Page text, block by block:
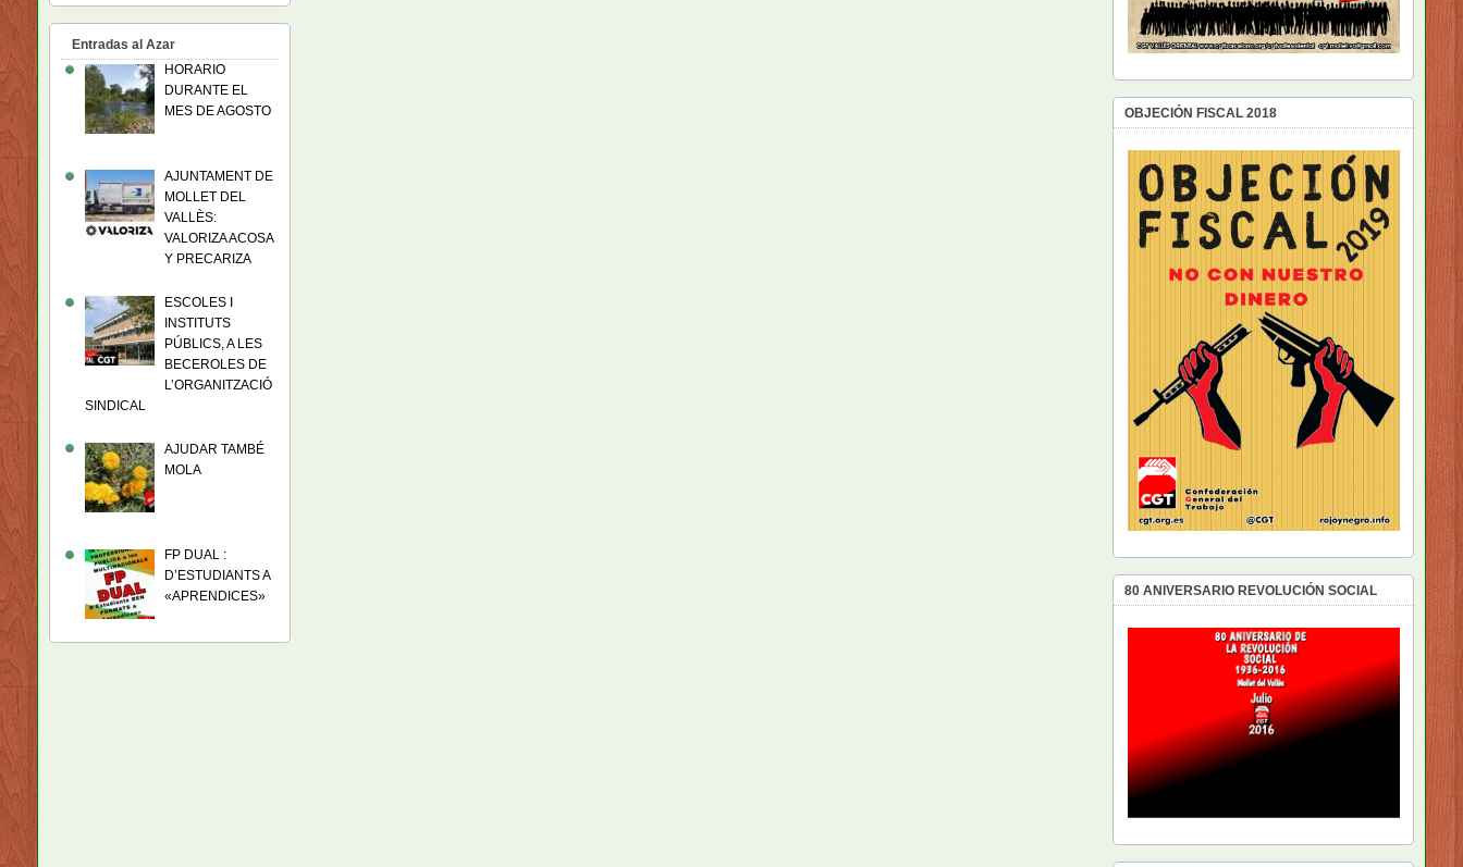
Entradas al Azar
HORARIO
DURANTE EL
MES DE AGOSTO
AJUNTAMENT DE
MOLLET DEL
VALLÈS:
VALORIZA ACOSA
Y PRECARIZA
ESCOLES I
INSTITUTS
PÚBLICS, A LES
BECEROLES DE
L’ORGANITZACIÓ
SINDICAL
AJUDAR TAMBÉ
MOLA
FP DUAL :
D’ESTUDIANTS A
«APRENDICES»
OBJECIÓN FISCAL 2018
80 ANIVERSARIO REVOLUCIÓN SOCIAL